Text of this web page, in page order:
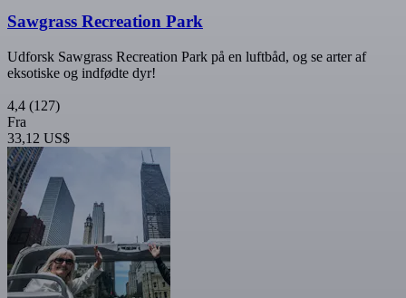
Sawgrass Recreation Park
Udforsk Sawgrass Recreation Park på en luftbåd, og se arter af
eksotiske og indfødte dyr!
4,4 (127)
Fra
33,12 US$